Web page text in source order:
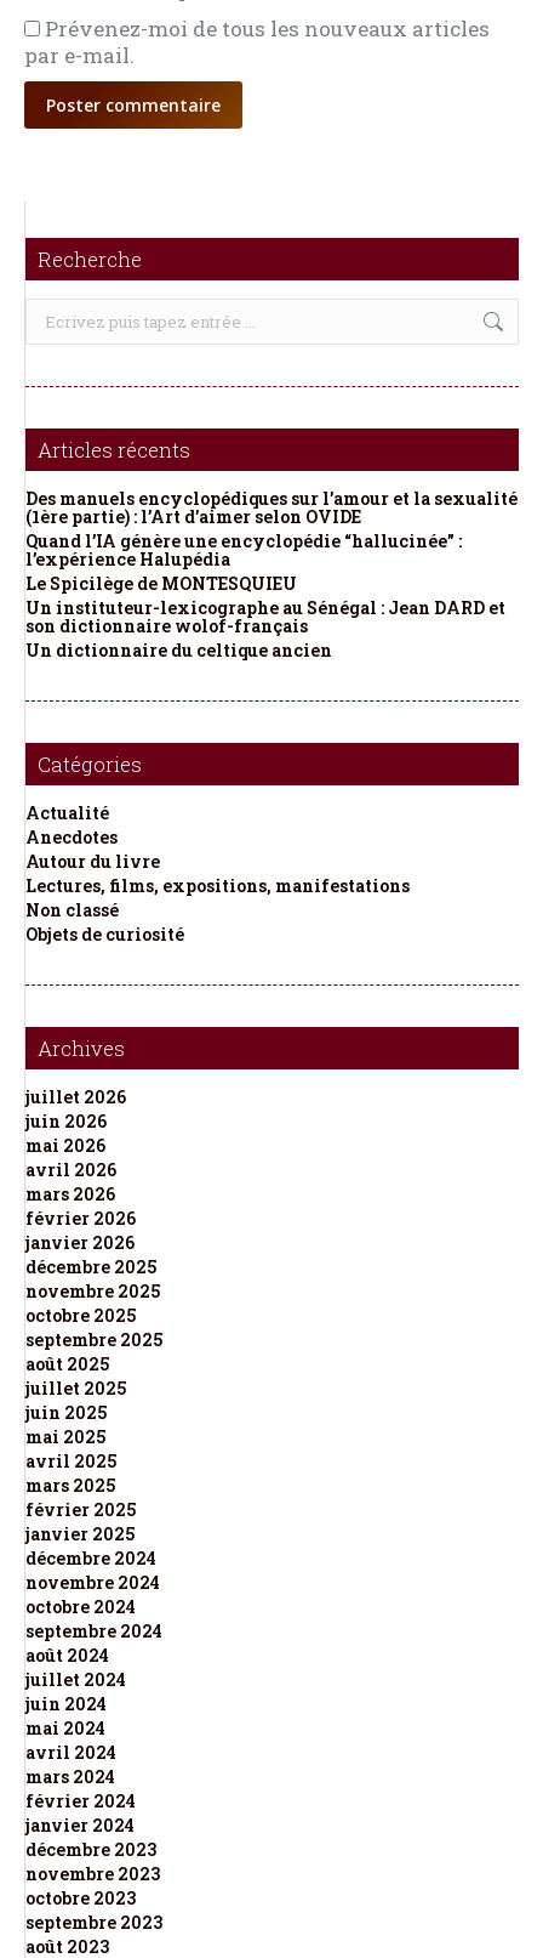
Prévenez-moi de tous les nouveaux articles
par e-mail.
Poster commentaire
Recherche
Recherche
Articles récents
Des manuels encyclopédiques sur l’amour et la sexualité
(1ère partie) : l’Art d’aimer selon OVIDE
Quand l’IA génère une encyclopédie “hallucinée” :
l’expérience Halupédia
Le Spicilège de MONTESQUIEU
Un instituteur-lexicographe au Sénégal : Jean DARD et
son dictionnaire wolof-français
Un dictionnaire du celtique ancien
Catégories
Actualité
Anecdotes
Autour du livre
Lectures, films, expositions, manifestations
Non classé
Objets de curiosité
Archives
juillet 2026
juin 2026
mai 2026
avril 2026
mars 2026
février 2026
janvier 2026
décembre 2025
novembre 2025
octobre 2025
septembre 2025
août 2025
juillet 2025
juin 2025
mai 2025
avril 2025
mars 2025
février 2025
janvier 2025
décembre 2024
novembre 2024
octobre 2024
septembre 2024
août 2024
juillet 2024
juin 2024
mai 2024
avril 2024
mars 2024
février 2024
janvier 2024
décembre 2023
novembre 2023
octobre 2023
septembre 2023
août 2023